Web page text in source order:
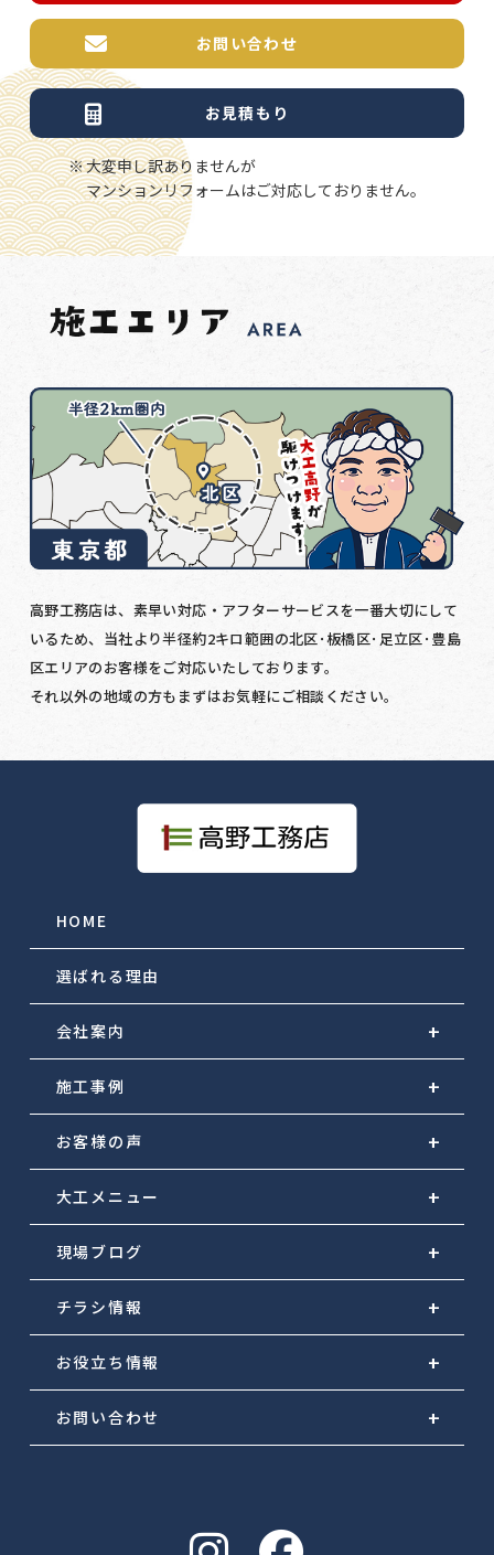
お問い合わせ
お見積もり
大変申し訳ありませんが
マンションリフォームはご対応しておりません。
高野工務店は、素早い対応・アフターサービスを一番大切にして
いるため、当社より半径約2キロ範囲の北区･板橋区･足立区･豊島
区エリアのお客様をご対応いたしております。
それ以外の地域の方もまずはお気軽にご相談ください。
HOME
選ばれる理由
会社案内
施工事例
お客様の声
大工メニュー
現場ブログ
チラシ情報
お役立ち情報
お問い合わせ